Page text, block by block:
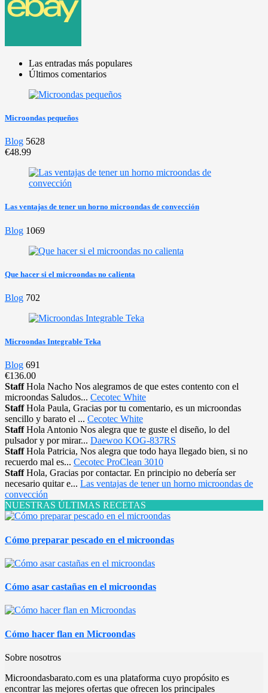
Las entradas más populares
Últimos comentarios
Microondas pequeños
Blog 5628
€48.99
Las ventajas de tener un horno microondas de convección
Blog 1069
Que hacer si el microondas no calienta
Blog 702
Microondas Integrable Teka
Blog 691
€136.00
StaffHola Nacho Nos alegramos de que estes contento con el
microondas Saludos... Cecotec White
StaffHola Paula, Gracias por tu comentario, es un microondas
sencillo y barato el ... Cecotec White
StaffHola Antonio Nos alegra que te guste el diseño, lo del
pulsador y por mirar... Daewoo KOG-837RS
StaffHola Patricia, Nos alegra que todo haya llegado bien, si no
recuerdo mal es... Cecotec ProClean 3010
StaffHola, Gracias por contactar. En principio no debería ser
necesario quitar e... Las ventajas de tener un horno microondas de
convección
NUESTRAS ÚLTIMAS RECETAS
Cómo preparar pescado en el microondas
Cómo asar castañas en el microondas
Cómo hacer flan en Microondas
Sobre nosotros
Microondasbarato.com es una plataforma cuyo propósito es
encontrar las mejores ofertas que ofrecen los principales